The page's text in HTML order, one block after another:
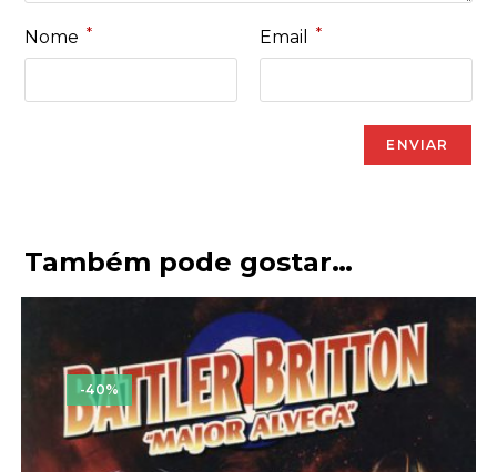
Nome * Email *
Também pode gostar…
-40%